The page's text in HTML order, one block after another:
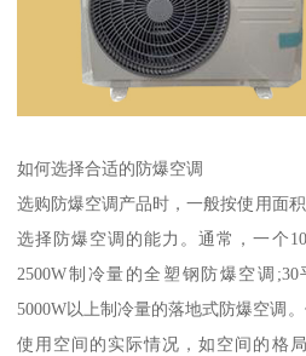
如何选择合适的防爆空调
选购防爆空调产品时，一般按使用面
选择防爆空调的能力。通常，一个
2500W制冷量的全塑钢防爆空调
5000W以上制冷量的落地式防爆空调
使用空间的实际情况，如空间的格